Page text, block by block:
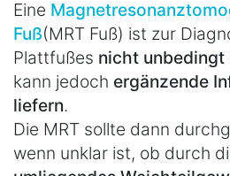
Eine
Fuß(MRT Fuß) ist zur
Plattfußes nicht unbedingt
kann jedoch ergänzende
liefern.
Die MRT sollte dann
wenn unklar ist, ob durch